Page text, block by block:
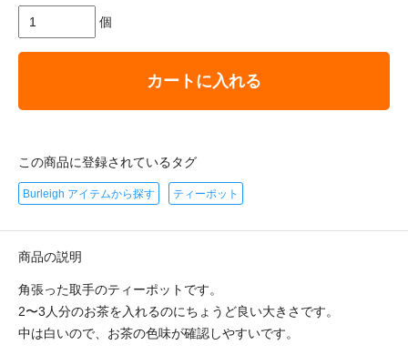
個
カートに入れる
この商品に登録されているタグ
Burleigh アイテムから探す ティーポット
商品の説明
角張った取手のティーポットです。
2〜3人分のお茶を入れるのにちょうど良い大きさです。
中は白いので、お茶の色味が確認しやすいです。